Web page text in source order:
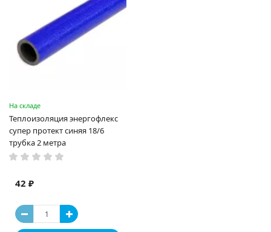
На складе
Теплоизоляция энергофлекс
супер протект синяя 18/6
трубка 2 метра
42 ₽